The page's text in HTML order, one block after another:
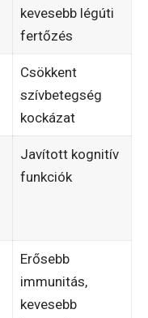
kevesebb légúti
fertőzés
Csökkent
szívbetegség
kockázat
Javított kognitív
funkciók
Erősebb
immunitás,
kevesebb